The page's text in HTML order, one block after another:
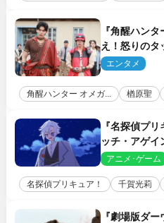
『角醒ハン
え！怒りのタ
がハンターバ
エンタメ
角醒ハンター オメガ... 楢原聖
『名探偵プリ
ッチ・アゲイ
告状が届く
アニメ･ゲーム
名探偵プリキュア！ 千賀光莉
『劇場版ダー